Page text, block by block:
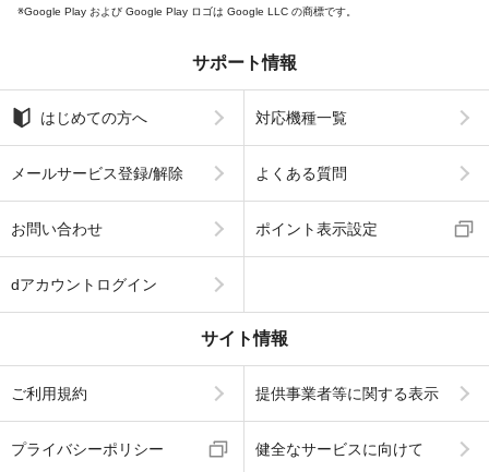
Google Play および Google Play ロゴは Google LLC の商標です。
サポート情報
はじめての方へ 対応機種一覧
メールサービス登録/解除 よくある質問
お問い合わせ ポイント表示設定
dアカウントログイン
サイト情報
ご利用規約 提供事業者等に関する表示
プライバシーポリシー 健全なサービスに向けて